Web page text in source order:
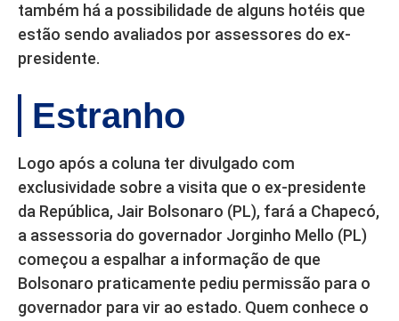
também há a possibilidade de alguns hotéis que
estão sendo avaliados por assessores do ex-
presidente.
Estranho
Logo após a coluna ter divulgado com
exclusividade sobre a visita que o ex-presidente
da República, Jair Bolsonaro (PL), fará a Chapecó,
a assessoria do governador Jorginho Mello (PL)
começou a espalhar a informação de que
Bolsonaro praticamente pediu permissão para o
governador para vir ao estado. Quem conhece o